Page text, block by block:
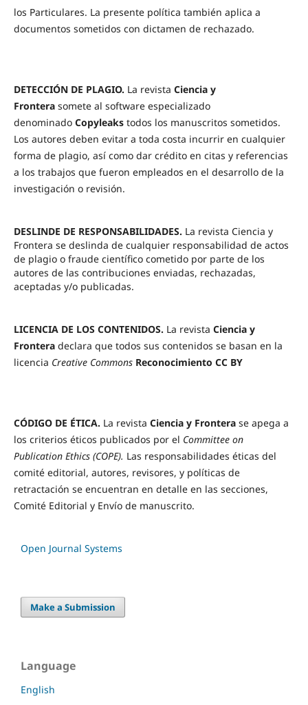
los Particulares. La presente política también aplica a
documentos sometidos con dictamen de rechazado.
DETECCIÓN DE PLAGIO. La revista Ciencia y
Fronterasomete al software especializado
denominado Copyleakstodos los manuscritos sometidos.
Los autores deben evitar a toda costa incurrir en cualquier
forma de plagio, así como dar crédito en citas y referencias
a los trabajos que fueron empleados en el desarrollo de la
investigación o revisión.
DESLINDE DE RESPONSABILIDADES. La revista Ciencia y
Frontera se deslinda de cualquier responsabilidad de actos
de plagio o fraude científico cometido por parte de los
autores de las contribuciones enviadas, rechazadas,
aceptadas y/o publicadas.
LICENCIA DE LOS CONTENIDOS. La revista Ciencia y
Fronteradeclara que todos sus contenidos se basan en la
licencia Creative Commons Reconocimiento CC BY
CÓDIGO DE ÉTICA. La revista Ciencia y Fronterase apega a
los criterios éticos publicados por el Committee on
Publication Ethics (COPE). Las responsabilidades éticas del
comité editorial, autores, revisores, y políticas de
retractación se encuentran en detalle en las secciones,
Comité Editorial y Envío de manuscrito.
Open Journal Systems
Make a Submission
Language
English